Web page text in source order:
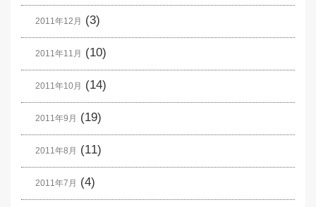
2011年12月 (3)
2011年11月 (10)
2011年10月 (14)
2011年9月 (19)
2011年8月 (11)
2011年7月 (4)